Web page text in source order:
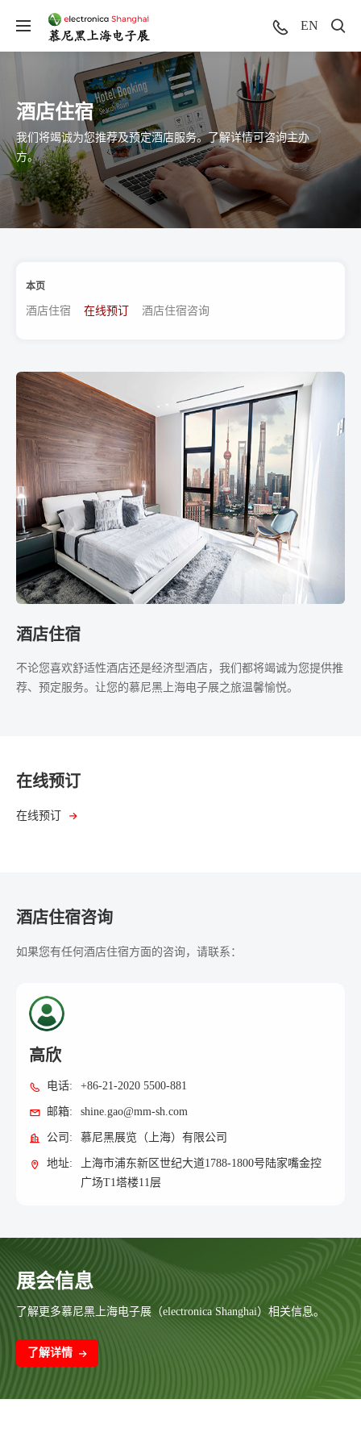
EN
酒店住宿
我们将竭诚为您推荐及预定酒店服务。了解详情可咨询主办
方。
本页
酒店住宿 在线预订 酒店住宿咨询
酒店住宿
不论您喜欢舒适性酒店还是经济型酒店，我们都将竭诚为您提供推
荐、预定服务。让您的慕尼黑上海电子展之旅温馨愉悦。
在线预订
在线预订
酒店住宿咨询
如果您有任何酒店住宿方面的咨询，请联系：
高欣
电话: +86-21-2020 5500-881
邮箱: shine.gao@mm-sh.com
公司: 慕尼黑展览（上海）有限公司
地址:
上海市浦东新区世纪大道1788-1800号陆家嘴金控
广场T1塔楼11层
展会信息
了解更多慕尼黑上海电子展（electronica Shanghai）相关信息。
了解详情